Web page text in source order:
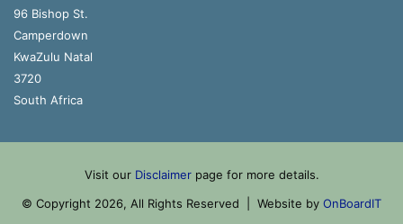
96 Bishop St.
Camperdown
KwaZulu Natal
3720
South Africa
Visit our Disclaimerpage for more details.
© Copyright 2026, All Rights Reserved | Website by OnBoardIT